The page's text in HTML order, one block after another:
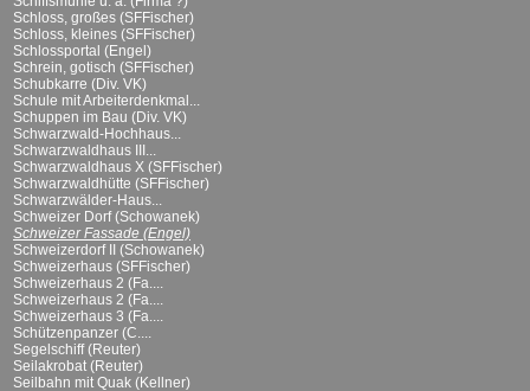
Schloss, großes (SFFischer)
Schloss, kleines (SFFischer)
Schlossportal (Engel)
Schrein, gotisch (SFFischer)
Schubkarre (Div. VK)
Schule mit Arbeiterdenkmal...
Schuppen im Bau (Div. VK)
Schwarzwald-Hochhaus...
Schwarzwaldhaus III...
Schwarzwaldhaus X (SFFischer)
Schwarzwaldhütte (SFFischer)
Schwarzwälder-Haus...
Schweizer Dorf (Schowanek)
Schweizer Fassade (Engel)
Schweizerdorf II (Schowanek)
Schweizerhaus (SFFischer)
Schweizerhaus 2 (Fa....
Schweizerhaus 2 (Fa....
Schweizerhaus 3 (Fa....
Schützenpanzer (C....
Segelschiff (Reuter)
Seilakrobat (Reuter)
Seilbahn mit Quak (Kellner)